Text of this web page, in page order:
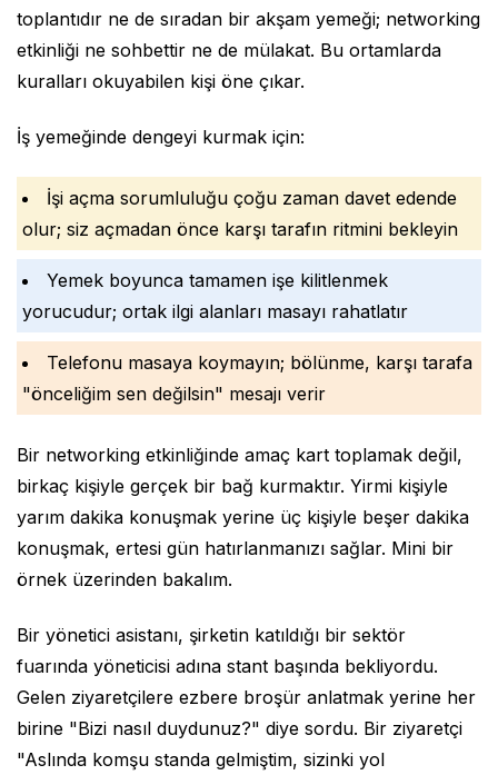
toplantıdır ne de sıradan bir akşam yemeği; networking
etkinliği ne sohbettir ne de mülakat. Bu ortamlarda
kuralları okuyabilen kişi öne çıkar.
İş yemeğinde dengeyi kurmak için:
İşi açma sorumluluğu çoğu zaman davet edende
olur; siz açmadan önce karşı tarafın ritmini bekleyin
Yemek boyunca tamamen işe kilitlenmek
yorucudur; ortak ilgi alanları masayı rahatlatır
Telefonu masaya koymayın; bölünme, karşı tarafa
"önceliğim sen değilsin" mesajı verir
Bir networking etkinliğinde amaç kart toplamak değil,
birkaç kişiyle gerçek bir bağ kurmaktır. Yirmi kişiyle
yarım dakika konuşmak yerine üç kişiyle beşer dakika
konuşmak, ertesi gün hatırlanmanızı sağlar. Mini bir
örnek üzerinden bakalım.
Bir yönetici asistanı, şirketin katıldığı bir sektör
fuarında yöneticisi adına stant başında bekliyordu.
Gelen ziyaretçilere ezbere broşür anlatmak yerine her
birine "Bizi nasıl duydunuz?" diye sordu. Bir ziyaretçi
"Aslında komşu standa gelmiştim, sizinki yol